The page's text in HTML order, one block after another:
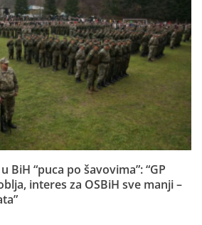
BiH “puca po šavovima”: “GP
interes za OSBiH sve manji –